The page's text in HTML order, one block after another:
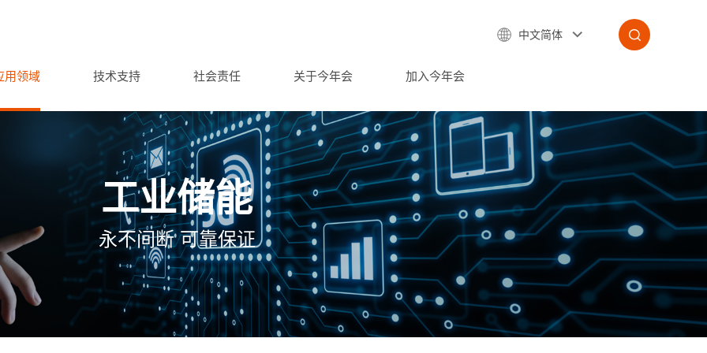
中文简体
用领域 技术支持 社会责任 关于今年会 加入今年会
工业储能
永不间断 可靠保证